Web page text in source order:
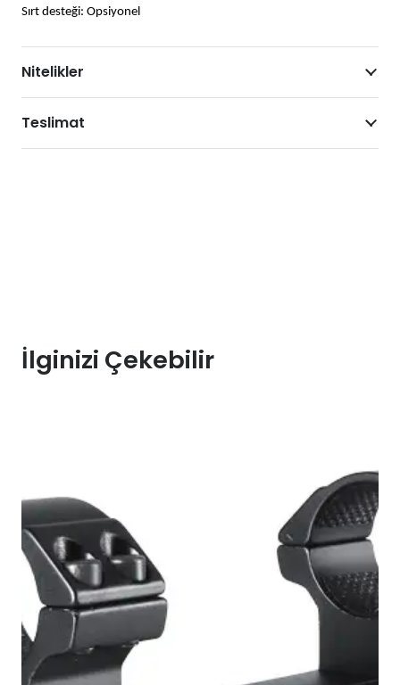
Sırt desteği: Opsiyonel
Nitelikler
Teslimat
İlginizi Çekebilir